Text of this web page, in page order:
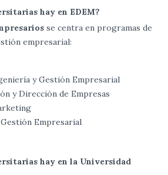
hay en EDEM?
se centra en programas de
empresarial:
y Gestión Empresarial
y Dirección de Empresas
Empresarial
hay en la Universidad